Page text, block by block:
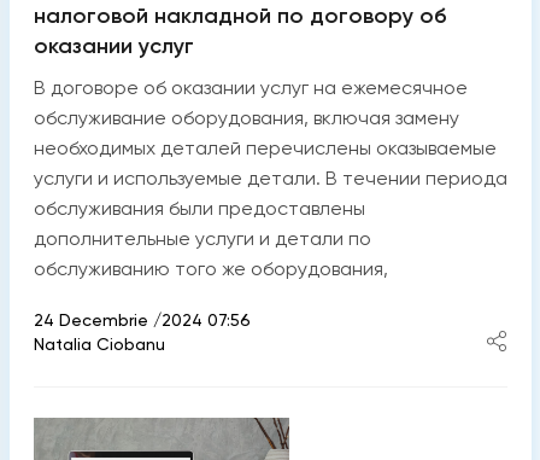
налоговой накладной по договору об
оказании услуг
В договоре об оказании услуг на ежемесячное
обслуживание оборудования, включая замену
необходимых деталей перечислены оказываемые
услуги и используемые детали. В течении периода
обслуживания были предоставлены
дополнительные услуги и детали по
обслуживанию того же оборудования,
24 Decembrie /2024 07:56
Natalia Ciobanu